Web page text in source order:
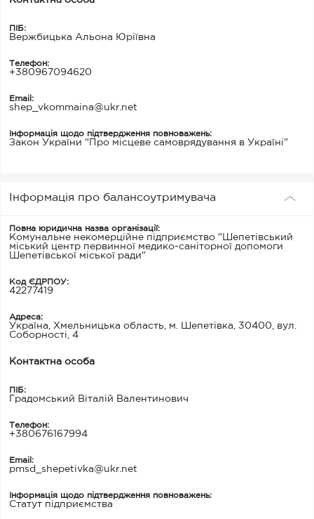
ПІБ:
Вержбицька Альона Юріївна
Телефон:
+380967094620
Email:
shep_vkommaina@ukr.net
Інформація щодо підтвердження повноважень:
Закон України "Про місцеве самоврядування в Україні"
Інформація про балансоутримувача
Повна юридична назва організації:
Комунальне некомерційне підприємство "Шепетівський
міський центр первинної медико-саніторної допомоги
Шепетівської міської ради"
Код ЄДРПОУ:
42277419
Адреса:
Україна, Хмельницька область, м. Шепетівка, 30400, вул.
Соборності, 4
Контактна особа
ПІБ:
Градомський Віталій Валентинович
Телефон:
+380676167994
Email:
pmsd_shepetivka@ukr.net
Інформація щодо підтвердження повноважень:
Статут підприємства